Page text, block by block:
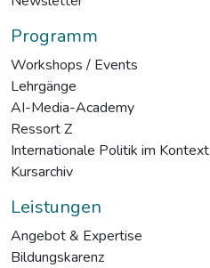
Programm
Workshops / Events
Lehrgänge
AI-Media-Academy
Ressort Z
Internationale Politik im Kontext
Kursarchiv
Leistungen
Angebot & Expertise
Bildungskarenz